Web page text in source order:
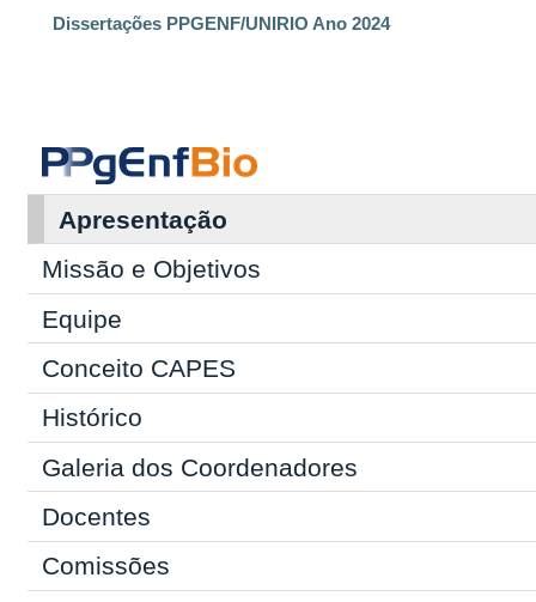
Dissertações PPGENF/UNIRIO Ano 2024
Apresentação
Missão e Objetivos
Equipe
Conceito CAPES
Histórico
Galeria dos Coordenadores
Docentes
Comissões